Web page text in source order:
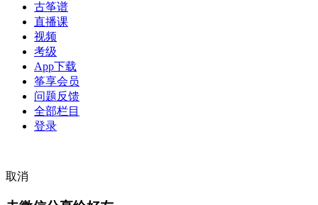
古筝谱
直播课
视频
考级
App下载
筝享会员
问题反馈
全部栏目
登录
取消